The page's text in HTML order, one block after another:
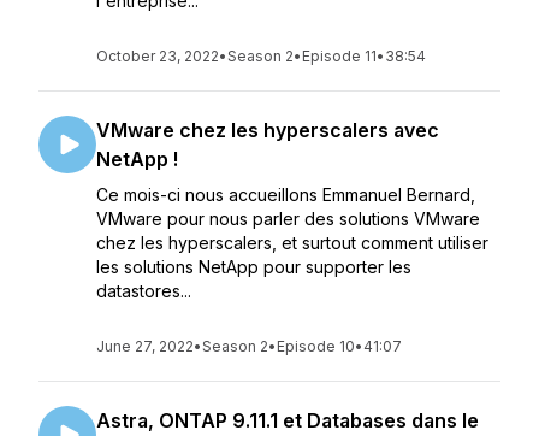
October 23, 2022•Season 2• Episode 11• 38:54
VMware chez les hyperscalers avec
NetApp !
Ce mois-ci nous accueillons Emmanuel Bernard,
VMware pour nous parler des solutions VMware
chez les hyperscalers, et surtout comment utiliser
les solutions NetApp pour supporter les
datastores...
June 27, 2022•Season 2• Episode 10• 41:07
Astra, ONTAP 9.11.1 et Databases dans le